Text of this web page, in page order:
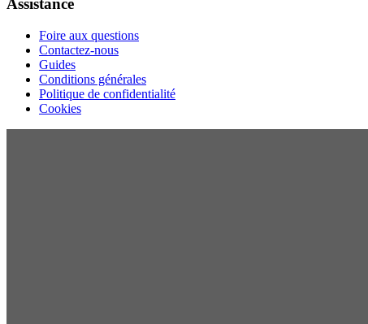
Assistance
Foire aux questions
Contactez-nous
Guides
Conditions générales
Politique de confidentialité
Cookies